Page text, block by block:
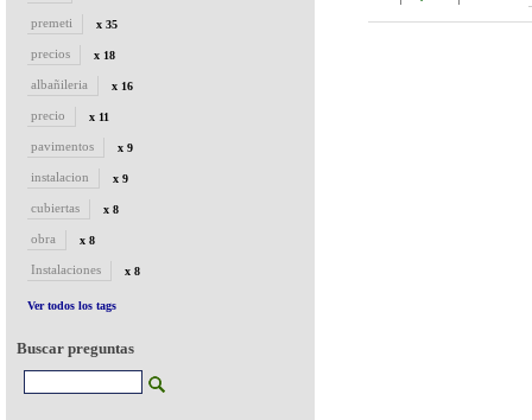
premeti x 35
precios x 18
albañileria x 16
precio x 11
pavimentos x 9
instalacion x 9
cubiertas x 8
obra x 8
Instalaciones x 8
Ver todos los tags
Buscar preguntas